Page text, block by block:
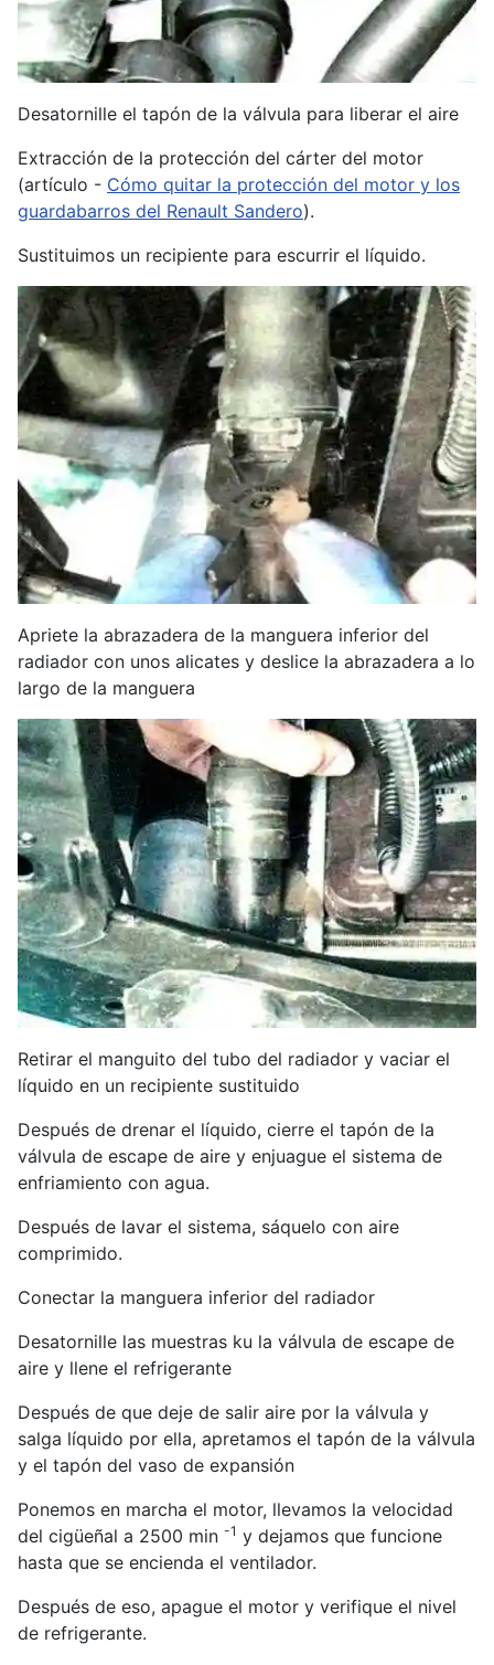
Desatornille el tapón de la válvula para liberar el aire
Extracción de la protección del cárter del motor
(artículo - Cómo quitar la protección del motor y los
guardabarros del Renault Sandero).
Sustituimos un recipiente para escurrir el líquido.
Apriete la abrazadera de la manguera inferior del
radiador con unos alicates y deslice la abrazadera a lo
largo de la manguera
Retirar el manguito del tubo del radiador y vaciar el
líquido en un recipiente sustituido
Después de drenar el líquido, cierre el tapón de la
válvula de escape de aire y enjuague el sistema de
enfriamiento con agua.
Después de lavar el sistema, sáquelo con aire
comprimido.
Conectar la manguera inferior del radiador
Desatornille las muestras ku la válvula de escape de
aire y llene el refrigerante
Después de que deje de salir aire por la válvula y
salga líquido por ella, apretamos el tapón de la válvula
y el tapón del vaso de expansión
Ponemos en marcha el motor, llevamos la velocidad
del cigüeñal a 2500 min -1 y dejamos que funcione
hasta que se encienda el ventilador.
Después de eso, apague el motor y verifique el nivel
de refrigerante.